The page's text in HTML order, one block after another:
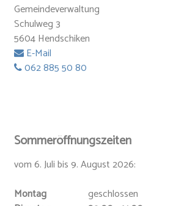
Gemeindeverwaltung
Schulweg 3
5604 Hendschiken
E-Mail
062 885 50 80
Sommeröffnungszeiten
vom 6. Juli bis 9. August 2026:
Montag geschlossen